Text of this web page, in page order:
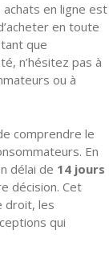
en ligne est
en toute
que
n’hésitez pas à
ou à
comprendre le
En
délai de 14 jours
décision. Cet
droit, les
qui